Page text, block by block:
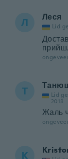
Л Леся
Lid
Т
Lid
2018
Жаль
K